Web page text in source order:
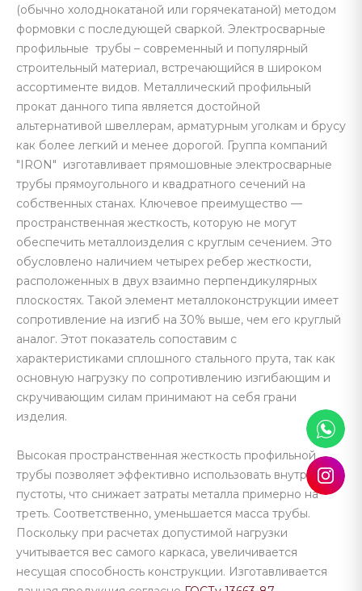
(обычно холоднокатаной или горячекатаной) методом
формовки с последующей сваркой. Электросварные
профильные трубы – современный и популярный
строительный материал, встречающийся в широком
ассортименте видов. Металлический профильный
прокат данного типа является достойной
альтернативой швеллерам, арматурным уголкам и брусу
как более легкий и менее дорогой. Группа компаний
"IRON" изготавливает прямошовные электросварные
трубы прямоугольного и квадратного сечений на
собственных станах. Ключевое преимущество —
пространственная жесткость, которую не могут
обеспечить металлоизделия с круглым сечением. Это
обусловлено наличием четырех ребер жесткости,
расположенных в двух взаимно перпендикулярных
плоскостях. Такой элемент металлоконструкции имеет
сопротивление на изгиб на 30% выше, чем его круглый
аналог. Этот показатель сопоставим с
характеристиками сплошного стального прута, так как
основную нагрузку по сопротивлению изгибающим и
скручивающим силам принимают на себя грани
изделия.
Высокая пространственная жесткость профильной
трубы позволяет эффективно использовать внутренние
пустоты, что снижает затраты металла примерно на
треть. Соответственно, уменьшается масса трубы.
Поскольку при расчетах допустимой нагрузки
учитывается вес самого каркаса, увеличивается
несущая способность конструкции. Изготавливается